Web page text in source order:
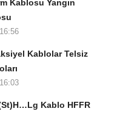
Kablosu Yangın
Kablolar Telsiz
Kablo HFFR